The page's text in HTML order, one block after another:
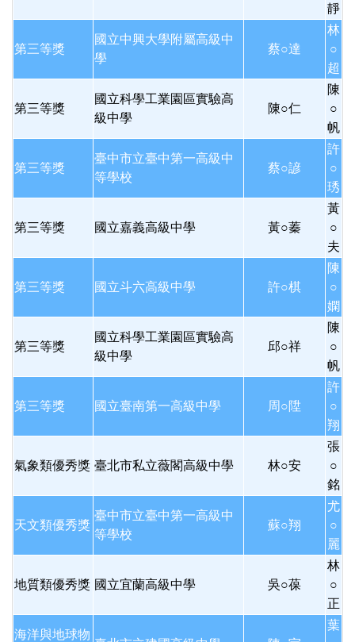
靜
第三等獎
國立中興大學附屬高級中
學
蔡○達
林
○
超
第三等獎
國立科學工業園區實驗高
級中學
陳○仁
陳
○
帆
第三等獎
臺中市立臺中第一高級中
等學校
蔡○諺
許
○
琇
第三等獎 國立嘉義高級中學 黃○蓁
黃
○
夫
第三等獎 國立斗六高級中學 許○棋
陳
○
嫻
第三等獎
國立科學工業園區實驗高
級中學
邱○祥
陳
○
帆
第三等獎 國立臺南第一高級中學 周○陞
許
○
翔
氣象類優秀獎 臺北市私立薇閣高級中學 林○安
張
○
銘
天文類優秀獎
臺中市立臺中第一高級中
等學校
蘇○翔
尤
○
麗
地質類優秀獎 國立宜蘭高級中學 吳○葆
林
○
正
海洋與地球物
葉